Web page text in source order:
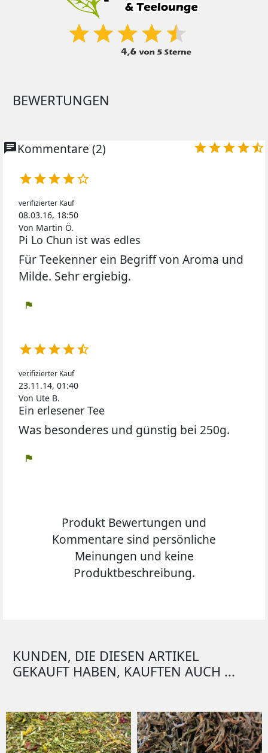
BEWERTUNGEN
chatKommentare (2) 

verifizierter Kauf
08.03.16, 18:50
Von Martin Ö.
Pi Lo Chun ist was edles
Für Teekenner ein Begriff von Aroma und
Milde. Sehr ergiebig.
flag

verifizierter Kauf
23.11.14, 01:40
Von Ute B.
Ein erlesener Tee
Was besonderes und günstig bei 250g.
flag
Produkt Bewertungen und
Kommentare sind persönliche
Meinungen und keine
Produktbeschreibung.
KUNDEN, DIE DIESEN ARTIKEL
GEKAUFT HABEN, KAUFTEN AUCH ...